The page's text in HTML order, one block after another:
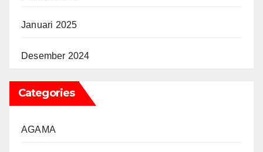
Januari 2025
Desember 2024
Categories
AGAMA